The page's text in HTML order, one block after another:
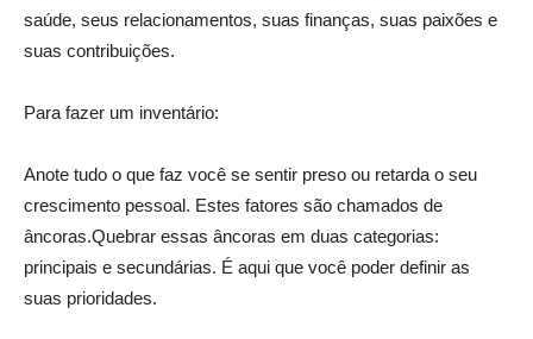
saúde, seus relacionamentos, suas finanças, suas paixões e
suas contribuições.
Para fazer um inventário:
Anote tudo o que faz você se sentir preso ou retarda o seu
crescimento pessoal. Estes fatores são chamados de
âncoras.Quebrar essas âncoras em duas categorias:
principais e secundárias. É aqui que você poder definir as
suas prioridades.